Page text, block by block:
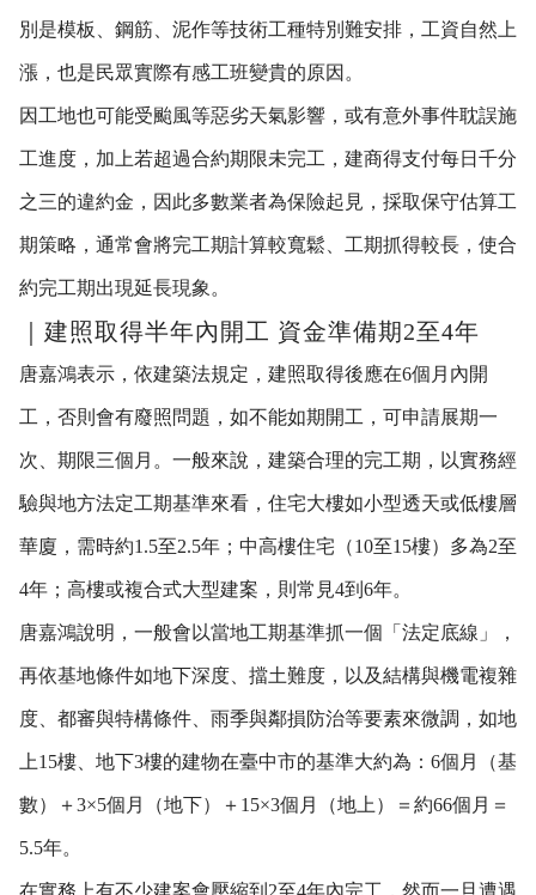
別是模板、鋼筋、泥作等技術工種特別難安排，工資自然上
漲，也是民眾實際有感工班變貴的原因。
因工地也可能受颱風等惡劣天氣影響，或有意外事件耽誤施
工進度，加上若超過合約期限未完工，建商得支付每日千分
之三的違約金，因此多數業者為保險起見，採取保守估算工
期策略，通常會將完工期計算較寬鬆、工期抓得較長，使合
約完工期出現延長現象。
｜建照取得半年內開工 資金準備期2至4年
唐嘉鴻表示，依建築法規定，建照取得後應在6個月內開
工，否則會有廢照問題，如不能如期開工，可申請展期一
次、期限三個月。一般來說，建築合理的完工期，以實務經
驗與地方法定工期基準來看，住宅大樓如小型透天或低樓層
華廈，需時約1.5至2.5年；中高樓住宅（10至15樓）多為2至
4年；高樓或複合式大型建案，則常見4到6年。
唐嘉鴻說明，一般會以當地工期基準抓一個「法定底線」，
再依基地條件如地下深度、擋土難度，以及結構與機電複雜
度、都審與特構條件、雨季與鄰損防治等要素來微調，如地
上15樓、地下3樓的建物在臺中市的基準大約為：6個月（基
數）＋3×5個月（地下）＋15×3個月（地上）＝約66個月＝
5.5年。
在實務上有不少建案會壓縮到2至4年內完工，然而一旦遭遇